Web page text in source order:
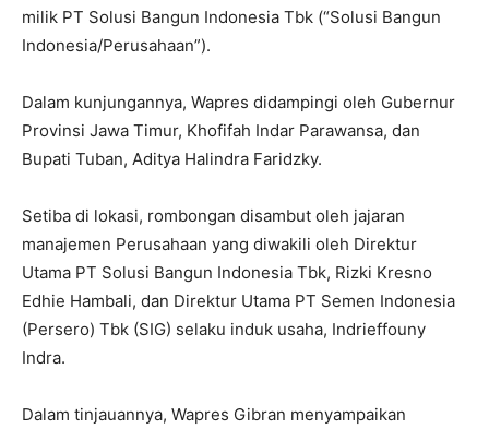
milik PT Solusi Bangun Indonesia Tbk (“Solusi Bangun
Indonesia/Perusahaan”).
Dalam kunjungannya, Wapres didampingi oleh Gubernur
Provinsi Jawa Timur, Khofifah Indar Parawansa, dan
Bupati Tuban, Aditya Halindra Faridzky.
Setiba di lokasi, rombongan disambut oleh jajaran
manajemen Perusahaan yang diwakili oleh Direktur
Utama PT Solusi Bangun Indonesia Tbk, Rizki Kresno
Edhie Hambali, dan Direktur Utama PT Semen Indonesia
(Persero) Tbk (SIG) selaku induk usaha, Indrieffouny
Indra.
Dalam tinjauannya, Wapres Gibran menyampaikan